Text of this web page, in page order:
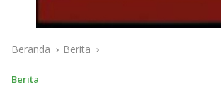
Beranda Berita
Berita